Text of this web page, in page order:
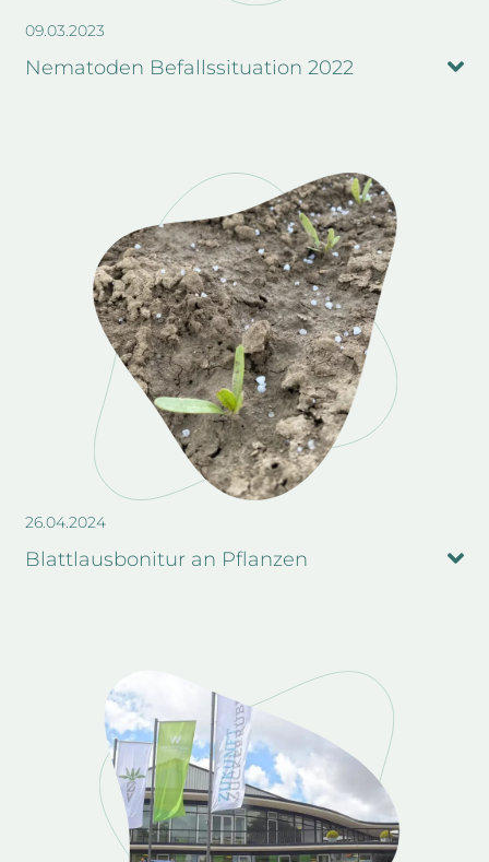
09.03.2023
Nematoden Befallssituation 2022
26.04.2024
Blattlausbonitur an Pflanzen